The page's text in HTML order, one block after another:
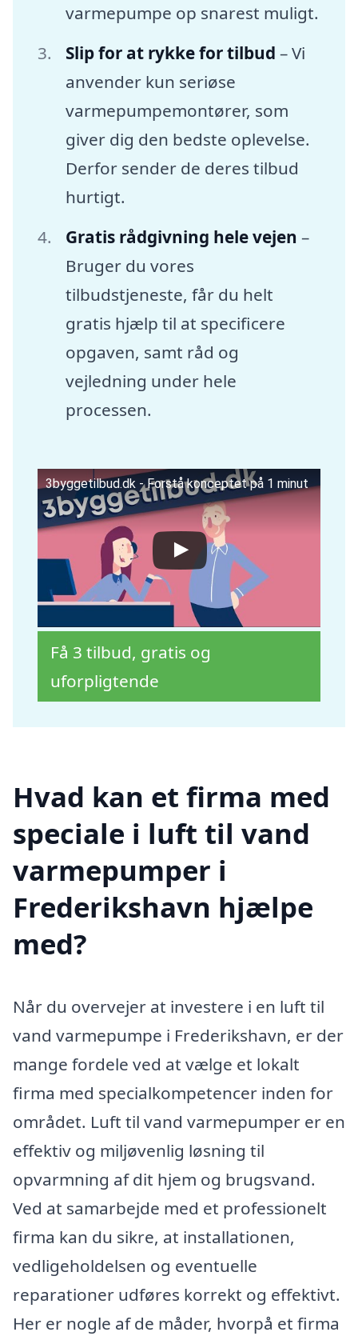
varmepumpe op snarest muligt.
Slip for at rykke for tilbud – Vi
anvender kun seriøse
varmepumpemontører, som
giver dig den bedste oplevelse.
Derfor sender de deres tilbud
hurtigt.
Gratis rådgivning hele vejen –
Bruger du vores
tilbudstjeneste, får du helt
gratis hjælp til at specificere
opgaven, samt råd og
vejledning under hele
processen.
3byggetilbud.dk - Forstå konceptet på 1 minut
Få 3 tilbud, gratis og
uforpligtende
Hvad kan et firma med
speciale i luft til vand
varmepumper i
Frederikshavn hjælpe
med?
Når du overvejer at investere i en luft til
vand varmepumpe i Frederikshavn, er der
mange fordele ved at vælge et lokalt
firma med specialkompetencer inden for
området. Luft til vand varmepumper er en
effektiv og miljøvenlig løsning til
opvarmning af dit hjem og brugsvand.
Ved at samarbejde med et professionelt
firma kan du sikre, at installationen,
vedligeholdelsen og eventuelle
reparationer udføres korrekt og effektivt.
Her er nogle af de måder, hvorpå et firma